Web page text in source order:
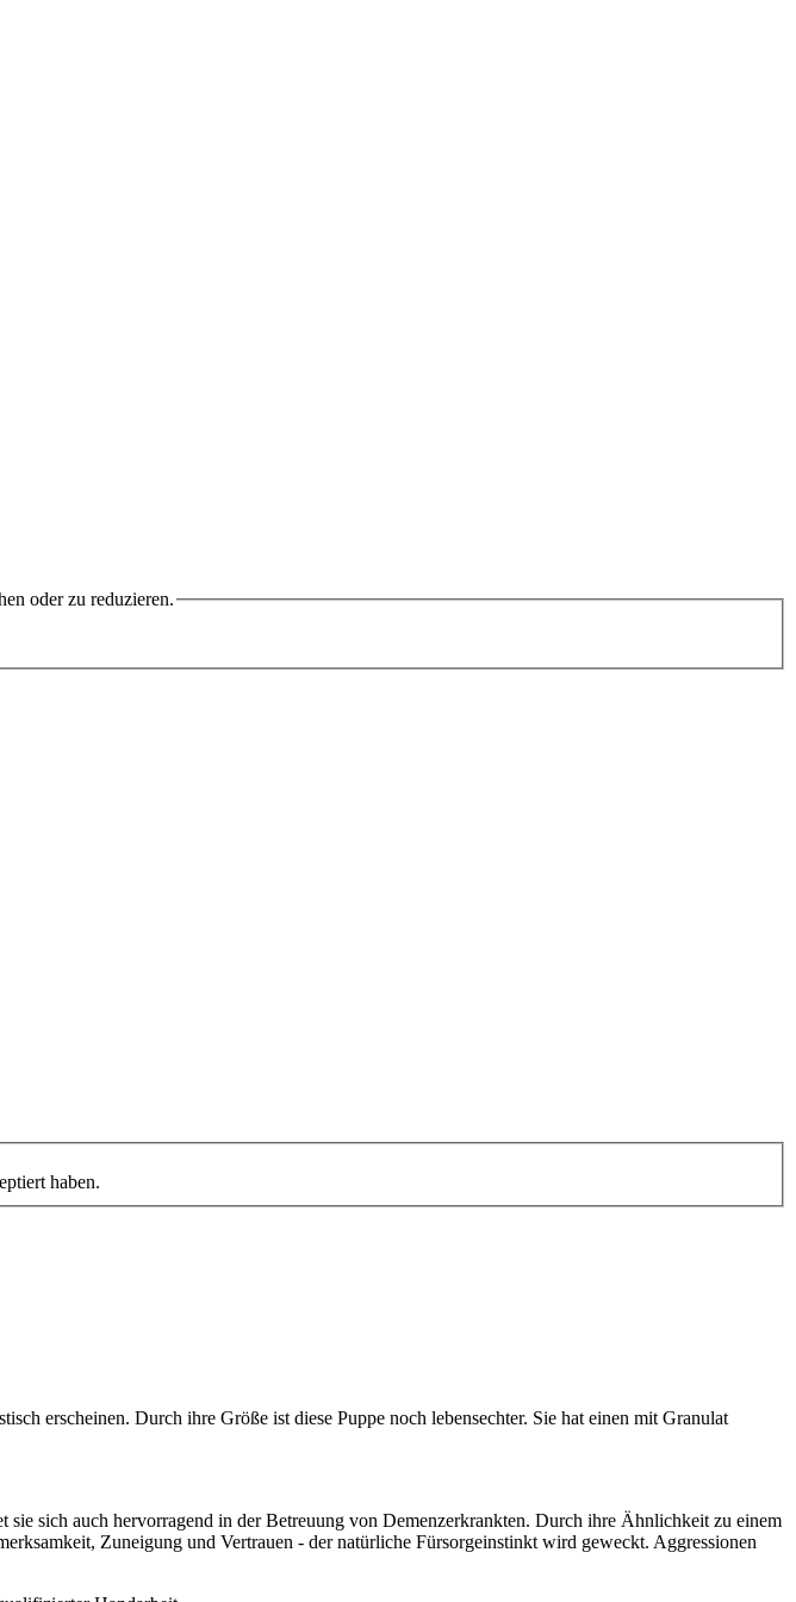
oder zu reduzieren.
haben.
erscheinen. Durch ihre Größe ist diese Puppe noch lebensechter. Sie hat einen mit Granulat
sich auch hervorragend in der Betreuung von Demenzerkrankten. Durch ihre Ähnlichkeit zu einem
Zuneigung und Vertrauen - der natürliche Fürsorgeinstinkt wird geweckt. Aggressionen